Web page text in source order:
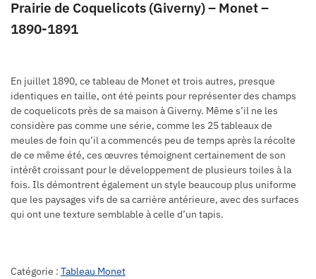
Prairie de Coquelicots (Giverny) – Monet –
1890-1891
En juillet 1890, ce tableau de Monet et trois autres, presque
identiques en taille, ont été peints pour représenter des champs
de coquelicots près de sa maison à Giverny. Même s’il ne les
considère pas comme une série, comme les 25 tableaux de
meules de foin qu’il a commencés peu de temps après la récolte
de ce même été, ces œuvres témoignent certainement de son
intérêt croissant pour le développement de plusieurs toiles à la
fois. Ils démontrent également un style beaucoup plus uniforme
que les paysages vifs de sa carrière antérieure, avec des surfaces
qui ont une texture semblable à celle d’un tapis.
Catégorie : Tableau Monet